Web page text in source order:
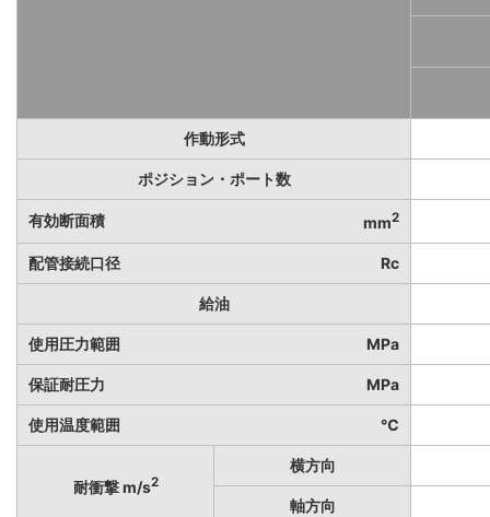
作動形式
ポジション・ポート数
有効断面積 mm2
配管接続口径 Rc
給油
使用圧力範囲 MPa
保証耐圧力 MPa
使用温度範囲 ℃
耐衝撃 m/s2
横方向
軸方向